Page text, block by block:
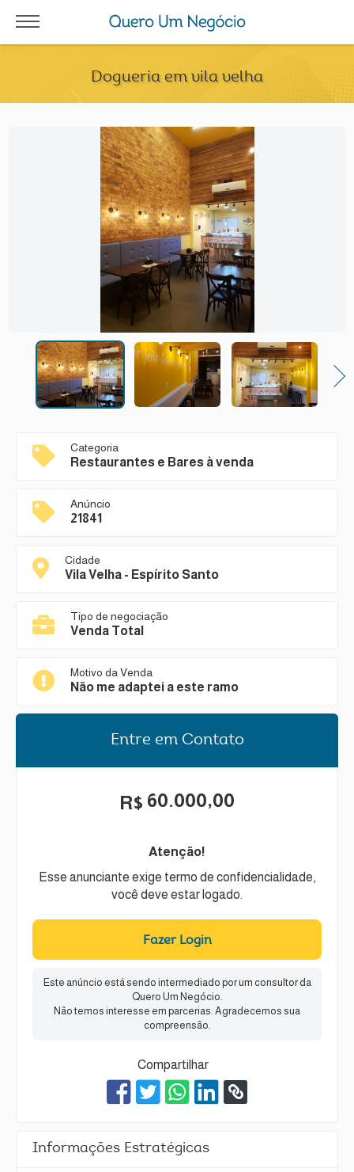
Dogueria em vila velha
Next
Categoria
Restaurantes e Bares à venda
Anúncio
21841
Cidade
Vila Velha - Espírito Santo
Tipo de negociação
Venda Total
Motivo da Venda
Não me adaptei a este ramo
Entre em Contato
R$ 60.000,00
Atenção!
Esse anunciante exige termo de confidencialidade,
você deve estar logado.
Fazer Login
Este anúncio está sendo intermediado por um consultor da
Quero Um Negócio.
Não temos interesse em parcerias. Agradecemos sua
compreensão.
Compartilhar
Informações Estratégicas